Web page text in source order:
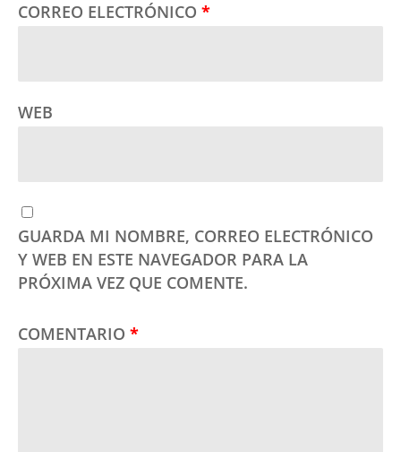
CORREO ELECTRÓNICO *
WEB
GUARDA MI NOMBRE, CORREO ELECTRÓNICO
Y WEB EN ESTE NAVEGADOR PARA LA
PRÓXIMA VEZ QUE COMENTE.
COMENTARIO *